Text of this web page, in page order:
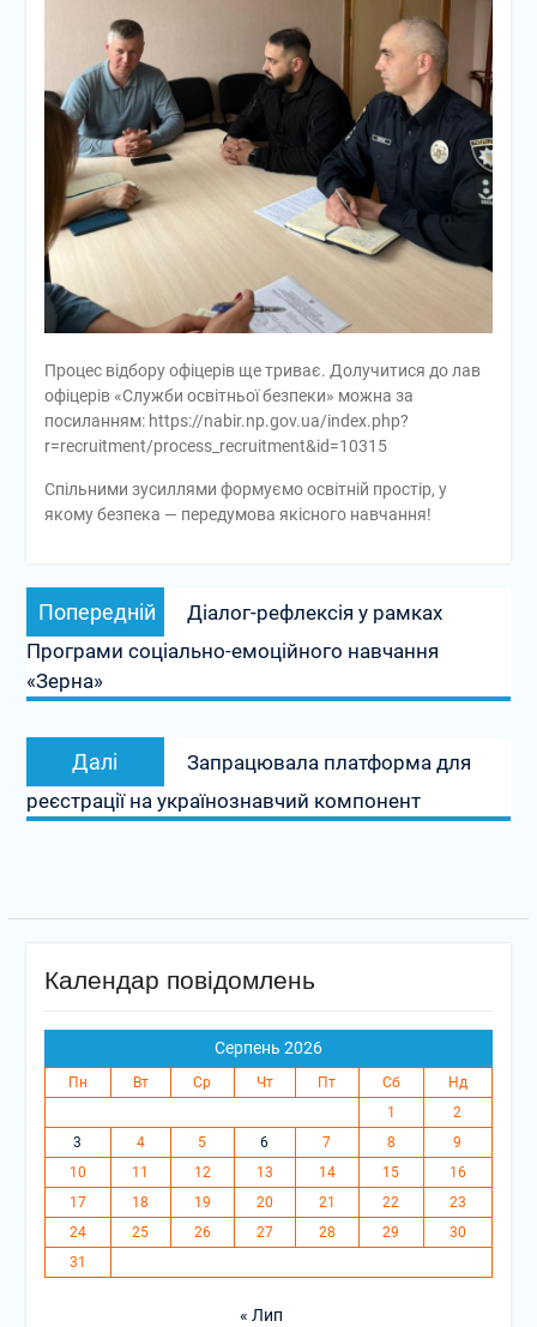
Процес відбору офіцерів ще триває. Долучитися до лав
офіцерів «Служби освітньої безпеки» можна за
посиланням: https://nabir.np.gov.ua/index.php?
r=recruitment/process_recruitment&id=10315
Спільними зусиллями формуємо освітній простір, у
якому безпека — передумова якісного навчання!
Навігація
записів
Попередній
Попередній
запис:
Діалог-рефлексія у рамках
Програми соціально-емоційного навчання
«Зерна»
Далі
запис:
Запрацювала платформа для
реєстрації на українознавчий компонент
Календар повідомлень
Серпень 2026
Пн Вт Ср Чт Пт Сб
Нд
1
2
3
4 5 6 7 8
9
10
11 12 13 14 15
16
17
18 19 20 21 22
23
24
25 26 27 28 29
30
31
« Лип